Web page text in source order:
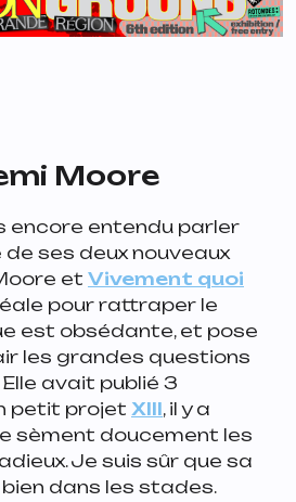
Moore
encore entendu parler
de ses deux nouveaux
et Vivement quoi
pour rattraper le
est obsédante, et pose
les grandes questions
avait publié 3
petit projet XIII, il y a
sèment doucement les
Je suis sûr que sa
dans les stades.